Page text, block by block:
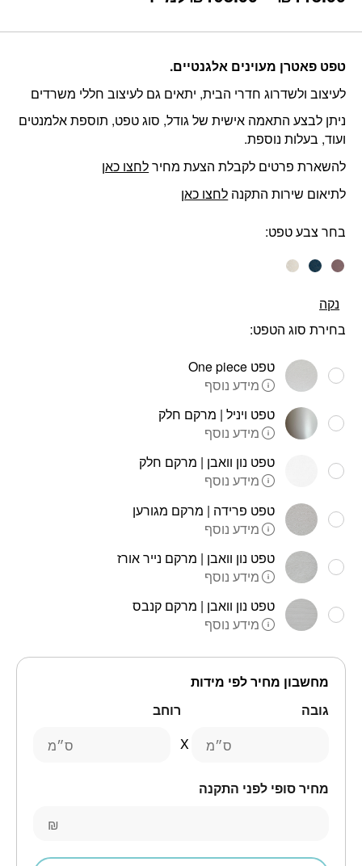
⁦₪118.00⁩
עד
טפט פאטרן מעוינים אלגנטיים.
לעיצוב ולשדרוג חדרי הבית, יתאים גם לעיצוב חללי משרדים
ניתן לבצע התאמה אישית של גודל, סוג טפט, תוספת אלמנטים
ועוד, בעלות נוספת.
להשארת פרטים לקבלת הצעת מחירלחצו כאן
לתיאום שירות התקנה לחצו כאן
בחר צבע טפט
נקה
בחירת סוג הטפט:
טפט One piece
מידע נוסף
טפט ויניל | מרקם חלק
מידע נוסף
טפט נון וואבן | מרקם חלק
מידע נוסף
טפט פרידה | מרקם מגורען
מידע נוסף
טפט נון וואבן | מרקם נייר אורז
מידע נוסף
טפט נון וואבן | מרקם קנבס
מידע נוסף
מחשבון מחיר לפי מידות
גובה
ס״מ
רוחב
ס״מ
מחיר סופי לפני התקנה
₪